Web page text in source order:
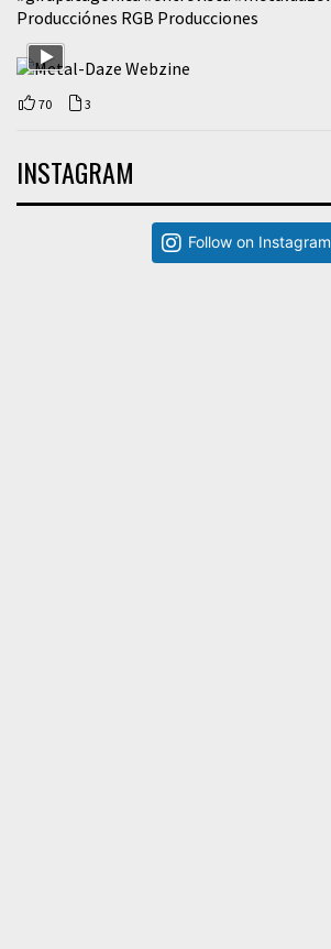
Producciónes RGB Producciones
70 3
INSTAGRAM
Follow on Instagram